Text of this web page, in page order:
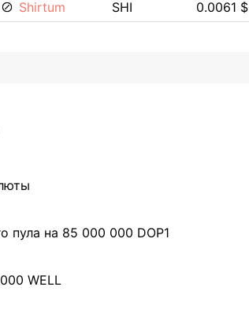
Shirtum SHI 0.0061 $
пула на 85 000 000 DOP1
WELL